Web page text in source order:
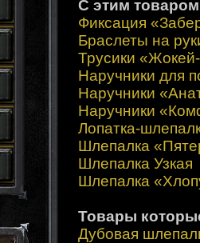
С этим
Фиксация
Браслеты на
Трусики
Наручники для
Наручники
Наручники
Лопатка-
Шлепалка
Шлепалка Узкая
Шлепалка
Товары
Дубовая